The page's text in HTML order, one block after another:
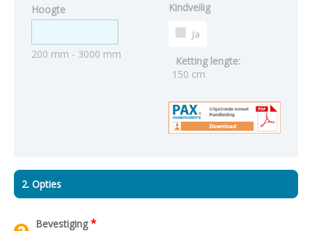
Hoogte
200 mm - 3000 mm
Kindveilig
Ja
Ketting lengte:
150 cm
2. Opties
Bevestiging*